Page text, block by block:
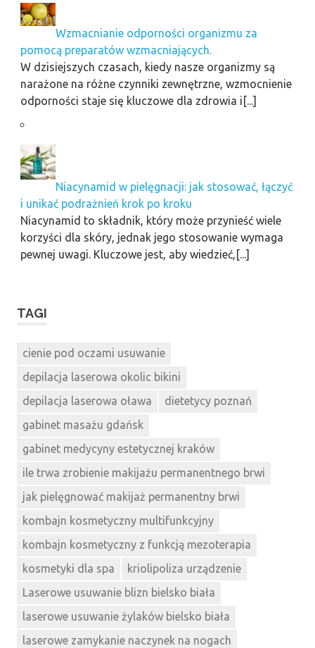
Wzmacnianie odporności organizmu za
pomocą preparatów wzmacniających.
W dzisiejszych czasach, kiedy nasze organizmy są
narażone na różne czynniki zewnętrzne, wzmocnienie
odporności staje się kluczowe dla zdrowia i[...]
Niacynamid w pielęgnacji: jak stosować, łączyć
i unikać podrażnień krok po kroku
Niacynamid to składnik, który może przynieść wiele
korzyści dla skóry, jednak jego stosowanie wymaga
pewnej uwagi. Kluczowe jest, aby wiedzieć,[...]
TAGI
cienie pod oczami usuwanie
depilacja laserowa okolic bikini
depilacja laserowa oława
dietetycy poznań
gabinet masażu gdańsk
gabinet medycyny estetycznej kraków
ile trwa zrobienie makijażu permanentnego brwi
jak pielęgnować makijaż permanentny brwi
kombajn kosmetyczny multifunkcyjny
kombajn kosmetyczny z funkcją mezoterapia
kosmetyki dla spa
kriolipoliza urządzenie
Laserowe usuwanie blizn bielsko biała
laserowe usuwanie żylaków bielsko biała
laserowe zamykanie naczynek na nogach